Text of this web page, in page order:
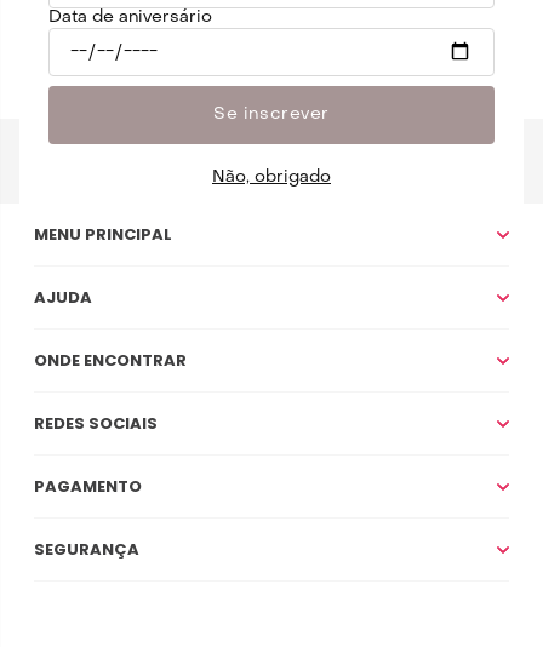
Makai, duh.
MENU PRINCIPAL
AJUDA
ONDE ENCONTRAR
REDES SOCIAIS
PAGAMENTO
SEGURANÇA
Data de aniversário
Se inscrever
Não, obrigado